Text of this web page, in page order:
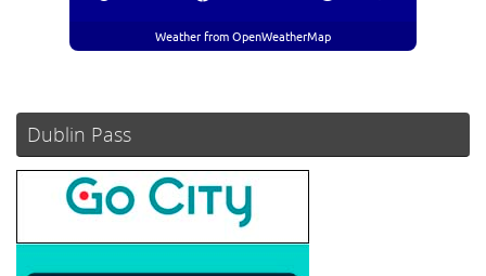
Weather from OpenWeatherMap
Dublin Pass